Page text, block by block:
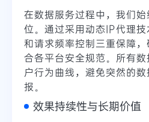
在数据服务过程中，我们始
位。通过采用动态IP代理
和请求频率控制三重保障
合各平台安全规范。所有
户行为曲线，避免突然的
报。
效果持续性与长期价值